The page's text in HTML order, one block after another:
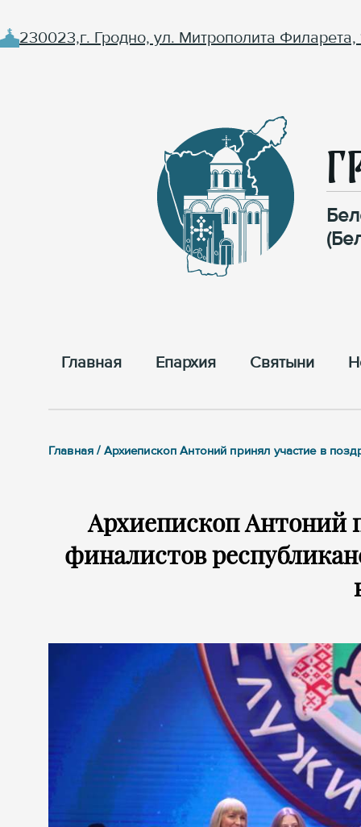
230023,г. Гродно, ул. Митрополита Филарета,
Главная Епархия Cвятыни
Главная / Архиепископ Антоний принял участие в
Архиепископ Антоний
финалистов